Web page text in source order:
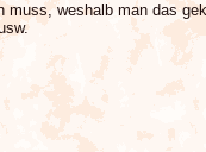
weshalb man das